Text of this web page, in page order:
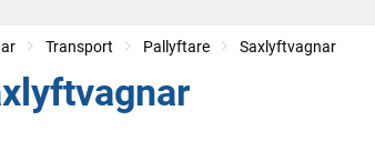
Transport Pallyftare Saxlyftvagnar